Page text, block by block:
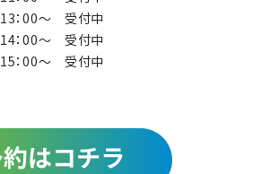
13：00～ 受付中
14：00～ 受付中
15：00～ 受付中